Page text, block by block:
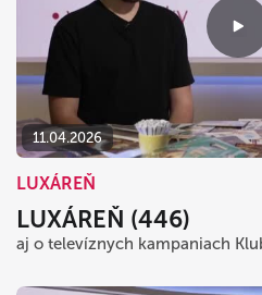
11.04.2026
LUXÁREŇ
LUXÁREŇ (446)
aj o televíznych kampaniach